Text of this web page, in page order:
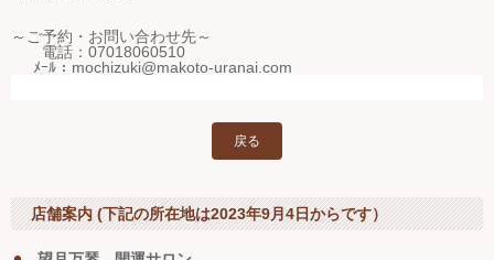
～ご予約・お問い合わせ先～
電話：07018060510
ﾒｰﾙ：mochizuki@makoto-uranai.com
戻る
店舗案内 (下記の所在地は2023年9月4日からです）